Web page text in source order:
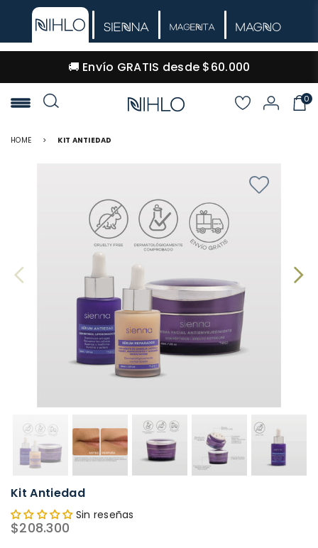
🚚 Envío GRATIS desde $60.000
NIHLO
0
HOME > KIT ANTIEDAD
Kit Antiedad
Sin reseñas
Precio
$208.300